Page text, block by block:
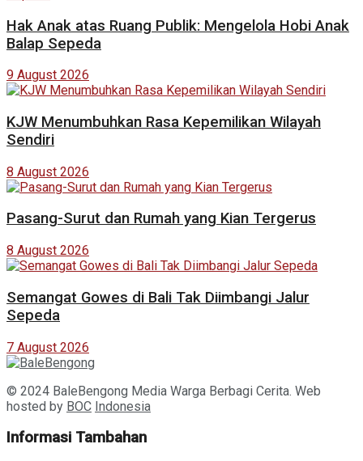
Hak Anak atas Ruang Publik: Mengelola Hobi Anak
Balap Sepeda
9 August 2026
KJW Menumbuhkan Rasa Kepemilikan Wilayah
Sendiri
8 August 2026
Pasang-Surut dan Rumah yang Kian Tergerus
8 August 2026
Semangat Gowes di Bali Tak Diimbangi Jalur
Sepeda
7 August 2026
© 2024 BaleBengong Media Warga Berbagi Cerita. Web
hosted by BOC Indonesia
Informasi Tambahan